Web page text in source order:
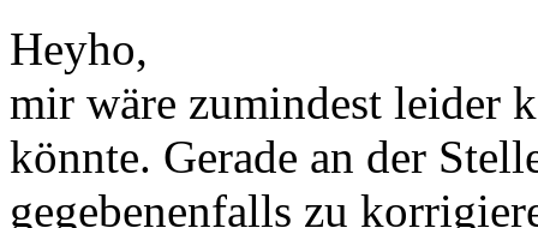
Heyho,
mir wäre zumindest leider
könnte. Gerade an der
gegebenenfalls zu